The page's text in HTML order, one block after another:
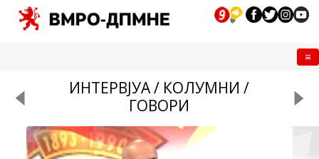
ИНТЕРВЈУА / КОЛУМНИ /
ГОВОРИ